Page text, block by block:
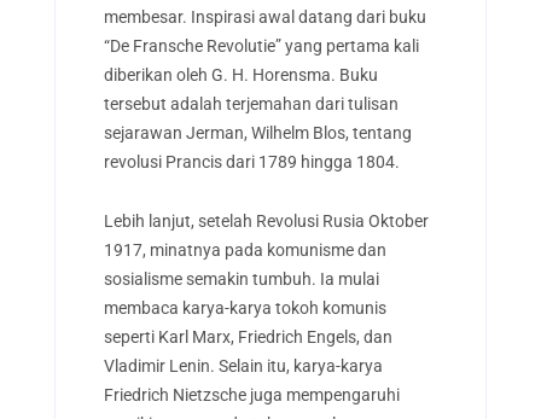
membesar. Inspirasi awal datang dari buku
“De Fransche Revolutie” yang pertama kali
diberikan oleh G. H. Horensma. Buku
tersebut adalah terjemahan dari tulisan
sejarawan Jerman, Wilhelm Blos, tentang
revolusi Prancis dari 1789 hingga 1804.
Lebih lanjut, setelah Revolusi Rusia Oktober
1917, minatnya pada komunisme dan
sosialisme semakin tumbuh. Ia mulai
membaca karya-karya tokoh komunis
seperti Karl Marx, Friedrich Engels, dan
Vladimir Lenin. Selain itu, karya-karya
Friedrich Nietzsche juga mempengaruhi